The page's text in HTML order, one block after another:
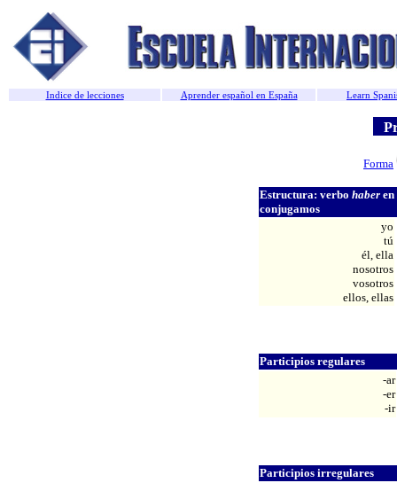
Indice de lecciones Aprender español en España Learn
Forma
Estructura: verbo haberen
conjugamos
yo
tú
él, ella
nosotros
vosotros
ellos, ellas
Participios regulares
-ar
-er
-ir
Participios irregulares